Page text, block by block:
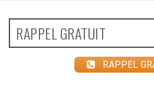
RAPPEL GRATUIT
RAPPEL